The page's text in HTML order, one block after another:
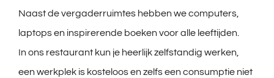
Naast de vergaderruimtes hebben we computers,
laptops en inspirerende boeken voor alle leeftijden.
In ons restaurant kun je heerlijk zelfstandig werken,
een werkplek is kosteloos en zelfs een consumptie niet